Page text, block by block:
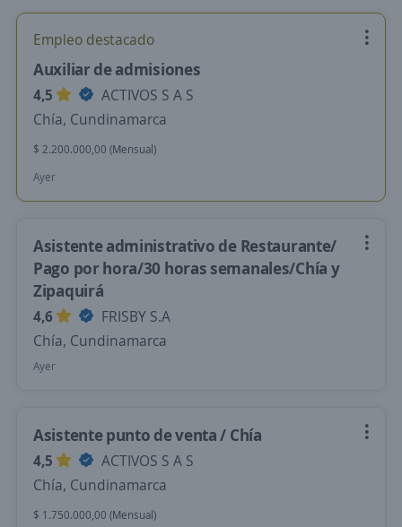
Empleo destacado
Auxiliar de admisiones
4,5
ACTIVOS S A S
Chía, Cundinamarca
$ 2.200.000,00 (Mensual)
Ayer
Asistente administrativo de Restaurante/
Pago por hora/30 horas semanales/Chía y
Zipaquirá
4,6
FRISBY S.A
Chía, Cundinamarca
Ayer
Asistente punto de venta / Chía
4,5
ACTIVOS S A S
Chía, Cundinamarca
$ 1.750.000,00 (Mensual)